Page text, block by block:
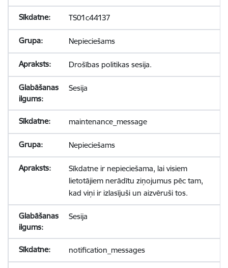
TS01c44137
Nepieciešams
Drošības politikas sesija.
Sesija
maintenance_message
Nepieciešams
Sīkdatne ir nepieciešama, lai visiem
lietotājiem nerādītu ziņojumus pēc tam,
kad viņi ir izlasījuši un aizvēruši tos.
Sesija
notification_messages